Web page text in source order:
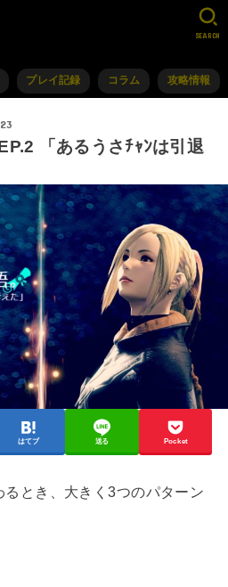
プレイ記録 コラム 攻略情報
SEARCH
「あるうさﾁｬﾝは引退
はてブ 送る Pocket
とき、大きく3つのパターン